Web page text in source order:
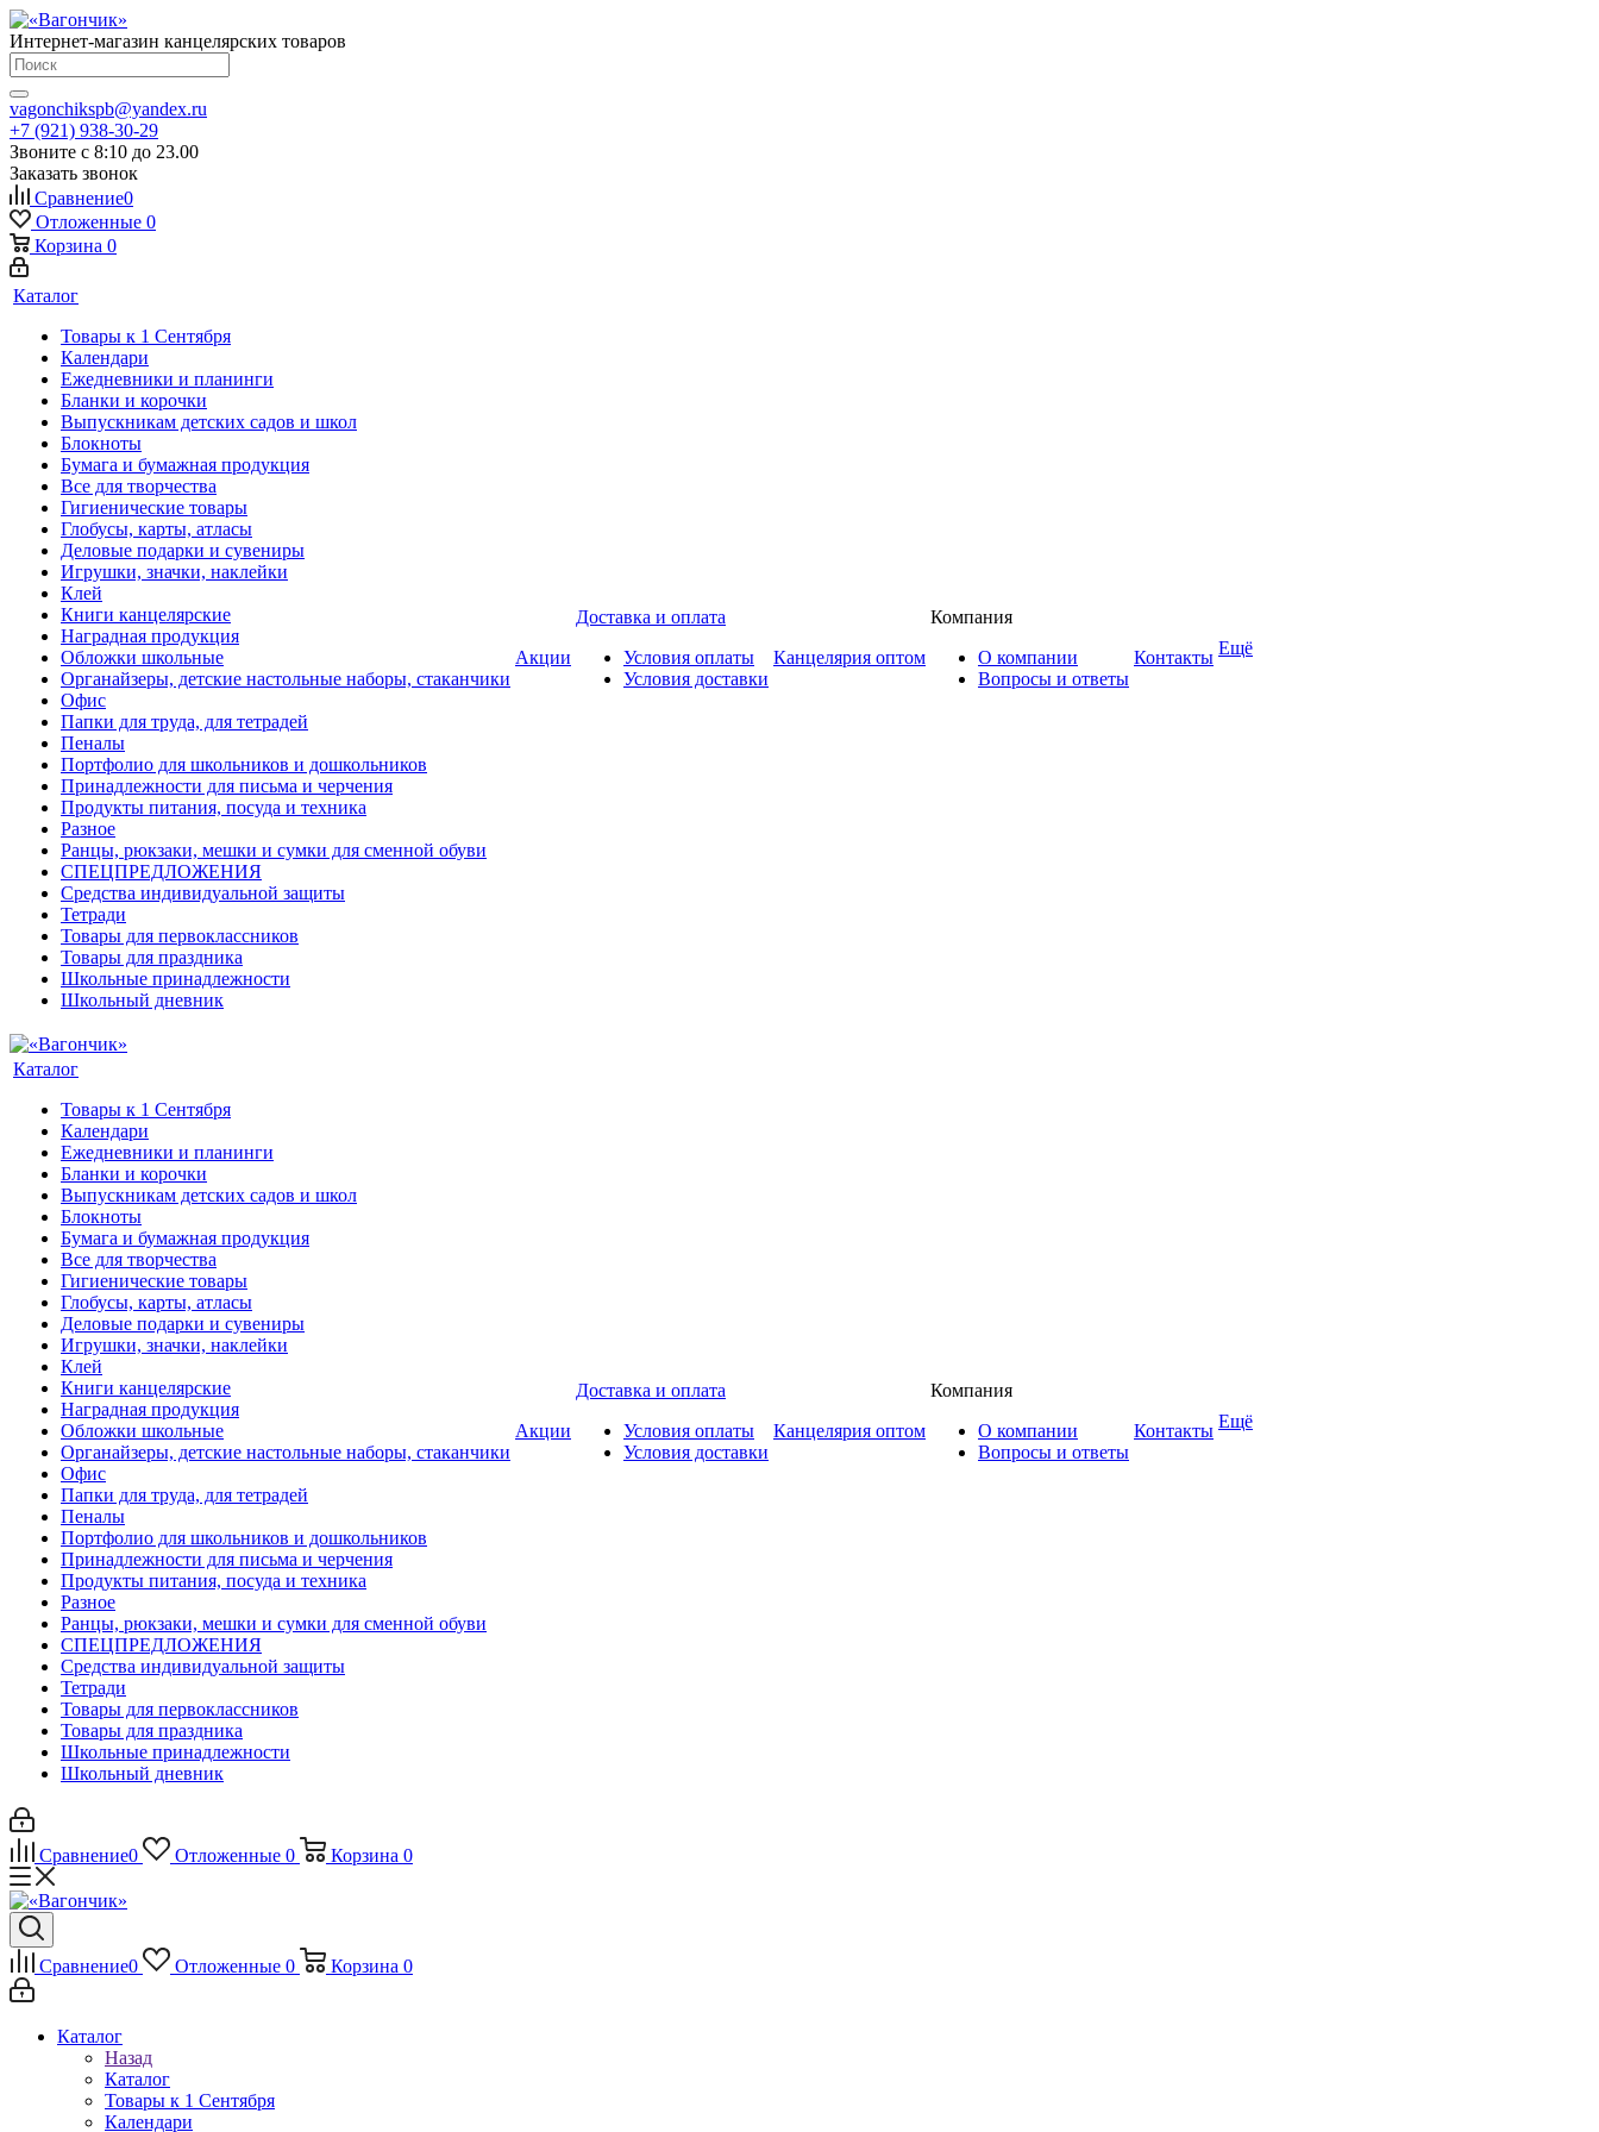
Интернет-магазин канцелярских товаров
vagonchikspb@yandex.ru
+7 (921) 938-30-29
Звоните с 8:10 до 23.00
Заказать звонок
Сравнение0
Отложенные 0
Корзина 0
Каталог
Товары к 1 Сентября
Календари
Ежедневники и планинги
Бланки и корочки
Выпускникам детских садов и школ
Блокноты
Бумага и бумажная продукция
Все для творчества
Гигиенические товары
Глобусы, карты, атласы
Деловые подарки и сувениры
Игрушки, значки, наклейки
Клей
Книги канцелярские
Наградная продукция
Обложки школьные
Органайзеры, детские настольные наборы, стаканчики
Офис
Папки для труда, для тетрадей
Пеналы
Портфолио для школьников и дошкольников
Принадлежности для письма и черчения
Продукты питания, посуда и техника
Разное
Ранцы, рюкзаки, мешки и сумки для сменной обуви
СПЕЦПРЕДЛОЖЕНИЯ
Средства индивидуальной защиты
Тетради
Товары для первоклассников
Товары для праздника
Школьные принадлежности
Школьный дневник
Акции
Доставка и оплата
Условия оплаты
Условия доставки
Канцелярия оптом
Компания
О компании
Вопросы и ответы
Контакты Ещё
Каталог
Товары к 1 Сентября
Календари
Ежедневники и планинги
Бланки и корочки
Выпускникам детских садов и школ
Блокноты
Бумага и бумажная продукция
Все для творчества
Гигиенические товары
Глобусы, карты, атласы
Деловые подарки и сувениры
Игрушки, значки, наклейки
Клей
Книги канцелярские
Наградная продукция
Обложки школьные
Органайзеры, детские настольные наборы, стаканчики
Офис
Папки для труда, для тетрадей
Пеналы
Портфолио для школьников и дошкольников
Принадлежности для письма и черчения
Продукты питания, посуда и техника
Разное
Ранцы, рюкзаки, мешки и сумки для сменной обуви
СПЕЦПРЕДЛОЖЕНИЯ
Средства индивидуальной защиты
Тетради
Товары для первоклассников
Товары для праздника
Школьные принадлежности
Школьный дневник
Акции
Доставка и оплата
Условия оплаты
Условия доставки
Канцелярия оптом
Компания
О компании
Вопросы и ответы
Контакты Ещё
Сравнение0 Отложенные 0 Корзина 0
Сравнение0 Отложенные 0 Корзина 0
Каталог
Назад
Каталог
Товары к 1 Сентября
Календари